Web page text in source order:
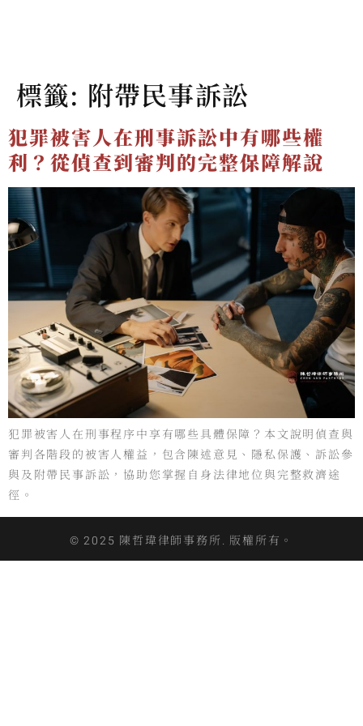
標籤: 附帶民事訴訟
犯罪被害人在刑事訴訟中有哪些權
利？從偵查到審判的完整保障解說
犯罪被害人在刑事程序中享有哪些具體保障？本文說明偵查與
審判各階段的被害人權益，包含陳述意見、隱私保護、訴訟參
與及附帶民事訴訟，協助您掌握自身法律地位與完整救濟途
徑。
© 2025 陳哲瑋律師事務所. 版權所有。